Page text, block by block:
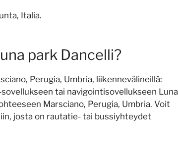
Italia.
park Dancelli?
Perugia, Umbria, liikennevälineillä:
tai navigointisovellukseen Luna
Marsciano, Perugia, Umbria. Voit
josta on rautatie- tai bussiyhteydet